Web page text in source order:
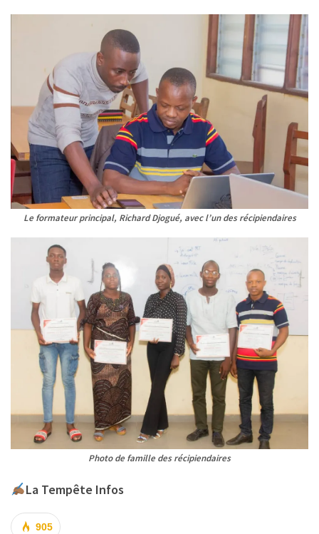
Le formateur principal, Richard Djogué, avec l’un des récipiendaires
Photo de famille des récipiendaires
La Tempête Infos
905